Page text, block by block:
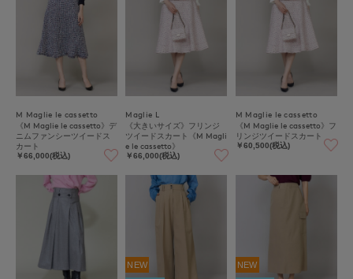
M Maglie le cassetto
《M Maglie le cassetto》デ
ニムファンシーツイードス
カート
￥66,000(税込)
Maglie L
《大きいサイズ》フリンジ
ツイードスカート《M Magli
e le cassetto》
￥66,000(税込)
M Maglie le cassetto
《M Maglie le cassetto》フ
リンジツイードスカート
￥60,500(税込)
NEW NEW